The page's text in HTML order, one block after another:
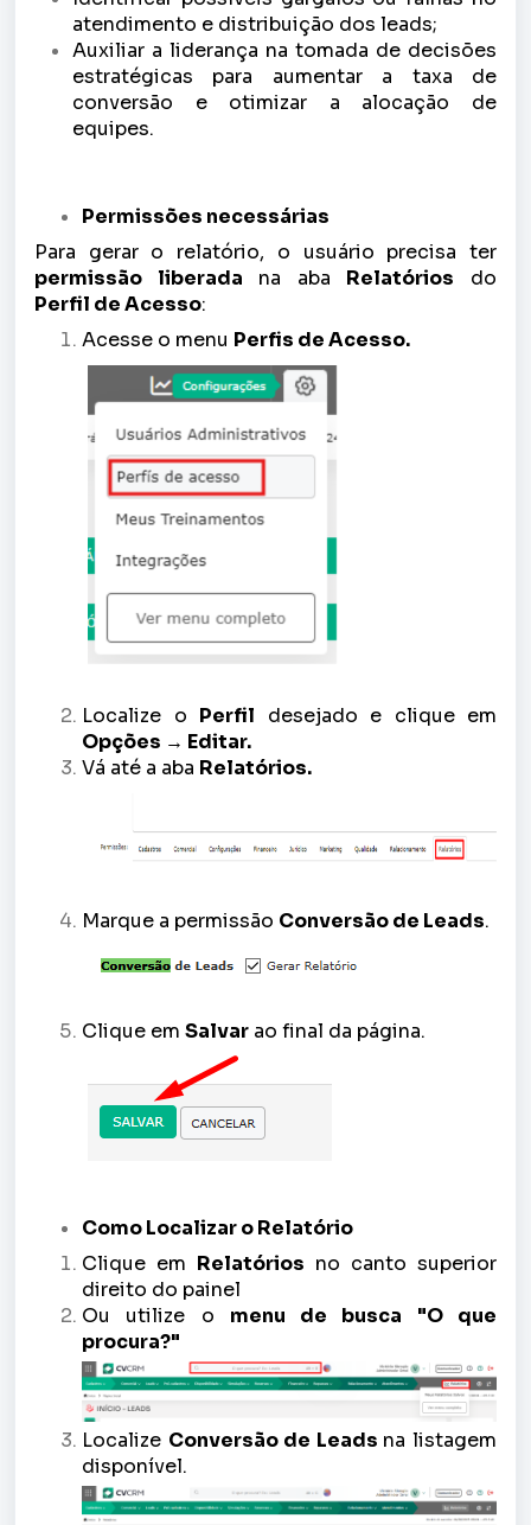
atendimento e distribuição dos leads;
Auxiliar a liderança na tomada de decisões
estratégicas para aumentar a taxa de
conversão e otimizar a alocação de
equipes.
Permissões necessárias
Para gerar o relatório, o usuário precisa ter
permissão liberada na aba Relatórios do
Perfil de Acesso:
Acesse o menu Perfis de Acesso.
Localize o Perfil desejado e clique em
Opções → Editar.
Vá até a aba Relatórios.
Marque a permissão Conversão de Leads.
Clique em Salvar ao final da página.
Como Localizar o Relatório
Clique em Relatórios no canto superior
direito do painel
Ou utilize o menu de busca "O que
procura?"
Localize Conversão de Leads na listagem
disponível.